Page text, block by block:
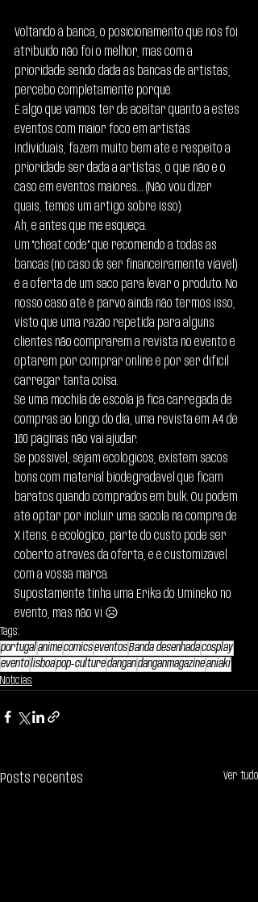
Voltando à banca, o posicionamento que nos foi
atribuído não foi o melhor, mas com a
prioridade sendo dada às bancas de artistas,
percebo completamente porquê.
É algo que vamos ter de aceitar quanto a estes
eventos com maior foco em artistas
individuais, fazem muito bem até e respeito a
prioridade ser dada a artistas, o que não é o
caso em eventos maiores…. (Não vou dizer
quais, temos um artigo sobre isso).
Ah, e antes que me esqueça.
Um “cheat code” que recomendo a todas as
bancas (no caso de ser financeiramente viável)
é a oferta de um saco para levar o produto. No
nosso caso até é parvo ainda não termos isso,
visto que uma razão repetida para alguns
clientes não comprarem a revista no evento e
optarem por comprar online é por ser difícil
carregar tanta coisa.
Se uma mochila de escola já fica carregada de
compras ao longo do dia, uma revista em A4 de
160 páginas não vai ajudar.
Se possível, sejam ecológicos, existem sacos
bons com material biodegradável que ficam
baratos quando comprados em bulk. Ou podem
até optar por incluir uma sacola na compra de
X itens, é ecológico, parte do custo pode ser
coberto através da oferta, e é customizável
com a vossa marca.
Supostamente tinha uma Erika do Umineko no
evento, mas não vi ☹
Tags:
portugalanimecomicseventosBanda desenhadacosplay
eventolisboapop-culturedangandanganmagazineaniaki
Notícias
Posts recentes Ver tudo